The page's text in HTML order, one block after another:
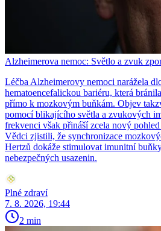
Alzheimerova nemoc: Světlo a zvuk
Léčba Alzheimerovy nemoci narážela
hematoencefalickou bariéru, která
přímo k mozkovým buňkám. Objev
pomocí blikajícího světla a zvukových
frekvenci však přináší zcela nový pohled
Vědci zjistili, že synchronizace
Hertzů dokáže stimulovat imunitní
nebezpečných usazenin.
Plné zdraví
7. 8. 2026, 19:44
2 min